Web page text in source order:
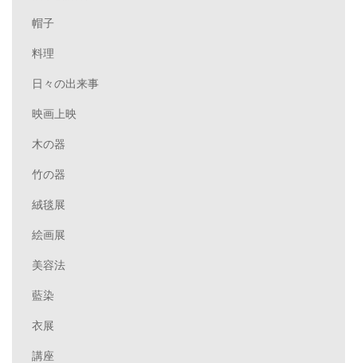
帽子
料理
日々の出来事
映画上映
木の器
竹の器
絨毯展
絵画展
美容法
藍染
衣展
講座